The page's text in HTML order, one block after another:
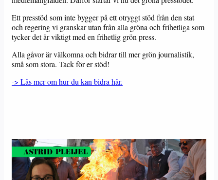
Ett presstöd som inte bygger på ett otryggt stöd från den stat
och regering vi granskar utan från alla gröna och frihetliga som
tycker det är viktigt med en frihetlig grön press.
Alla gåvor är välkomna och bidrar till mer grön journalistik,
små som stora. Tack för er stöd!
-> Läs mer om hur du kan bidra här.